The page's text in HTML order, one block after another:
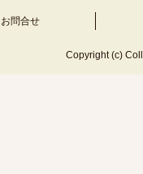
お問合せ
Copyright (c)